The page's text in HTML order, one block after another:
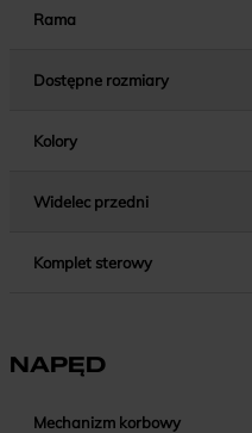
Rama
Dostępne rozmiary
Kolory
Widelec przedni
Komplet sterowy
NAPĘD
Mechanizm korbowy